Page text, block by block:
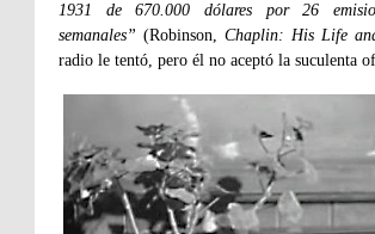
1931 de 670.000 dólares por 26
semanales” (Robinson, Chaplin: His Life
radio le tentó, pero él no aceptó la suculenta